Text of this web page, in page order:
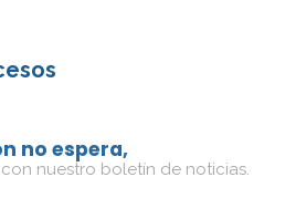
no espera,
nuestro boletín de noticias.